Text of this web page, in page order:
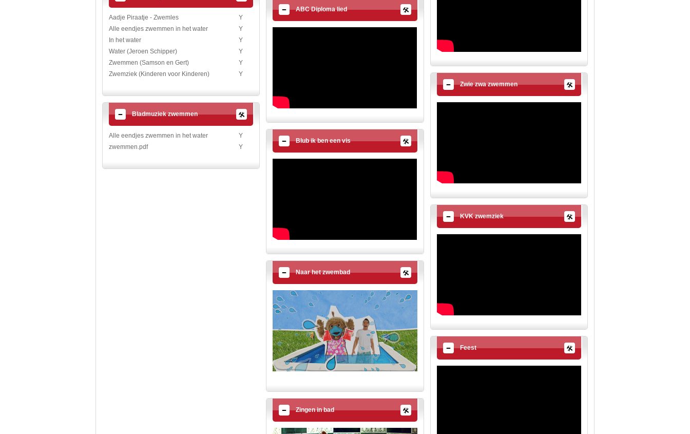
Aadje Piraatje - Zwemles
Y
Alle eendjes zwemmen in het water
Y
In het water
Y
Water (Jeroen Schipper)
Y
Zwemmen (Samson en Gert)
Y
Zwemziek (Kinderen voor Kinderen)
Y
Bladmuziek zwemmen
Alle eendjes zwemmen in het water
Y
zwemmen.pdf
Y
ABC Diploma lied
Blub ik ben een vis
Naar het zwembad
Zingen in bad
Zwie zwa zwemmen
KVK zwemziek
Feest